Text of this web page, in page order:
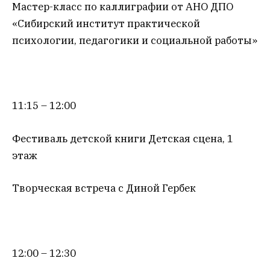
Мастер-класс по каллиграфии от АНО ДПО
«Сибирский институт практической
психологии, педагогики и социальной работы»
11:15 – 12:00
Фестиваль детской книги Детская сцена, 1
этаж
Творческая встреча с Диной Гербек
12:00 – 12:30